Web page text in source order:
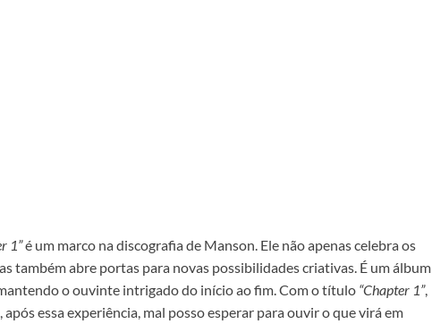
1”é um marco na discografia de Manson. Ele não apenas celebra os
também abre portas para novas possibilidades criativas. É um álbum
o ouvinte intrigado do início ao fim. Com o título “Chapter 1”,
essa experiência, mal posso esperar para ouvir o que virá em